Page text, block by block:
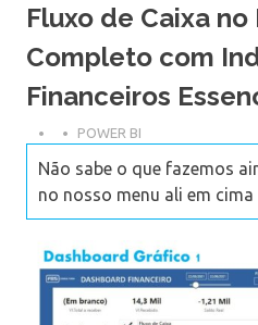
Fluxo de Caixa no
Completo com
Financeiros
POWER BI
Não sabe o que fazemos
no nosso menu ali em